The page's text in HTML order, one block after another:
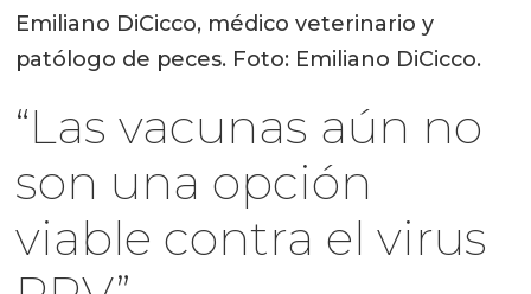
Emiliano DiCicco, médico veterinario y
patólogo de peces. Foto: Emiliano DiCicco.
“Las vacunas aún no
son una opción
viable contra el virus